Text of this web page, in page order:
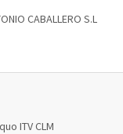
CABALLERO S.L
ITV CLM